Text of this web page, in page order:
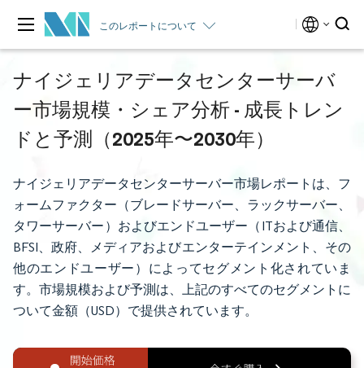
このレポートについて
ナイジェリアデータセンターサーバ
ー市場規模・シェア分析 - 成長トレン
ドと予測（2025年〜2030年）
ナイジェリアデータセンターサーバー市場レポートは、フ
ォームファクター（ブレードサーバー、ラックサーバー、
タワーサーバー）およびエンドユーザー（ITおよび通信、
BFSI、政府、メディアおよびエンターテインメント、その
他のエンドユーザー）によってセグメント化されていま
す。市場規模および予測は、上記のすべてのセグメントに
ついて金額（USD）で提供されています。